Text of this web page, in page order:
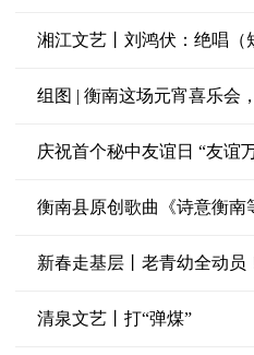
湘江文艺丨刘鸿伏：绝唱（
组图 | 衡南这场元宵喜乐会
庆祝首个秘中友谊日 “友谊
衡南县原创歌曲《诗意衡南
新春走基层丨老青幼全动员
清泉文艺丨打“弹煤”